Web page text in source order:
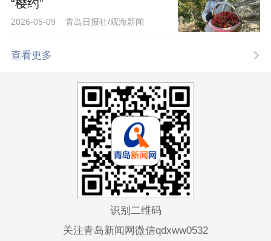
查看更多
识别二维码
关注青岛新闻网微信qdxww0532